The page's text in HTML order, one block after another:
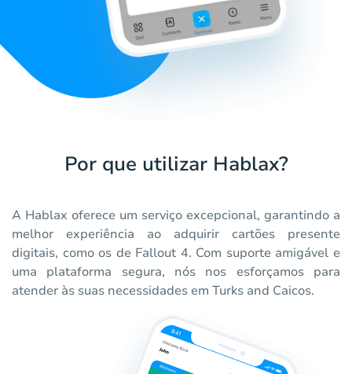
Por que utilizar Hablax?
A Hablax oferece um serviço excepcional, garantindo a
melhor experiência ao adquirir cartões presente
digitais, como os de Fallout 4. Com suporte amigável e
uma plataforma segura, nós nos esforçamos para
atender às suas necessidades em Turks and Caicos.